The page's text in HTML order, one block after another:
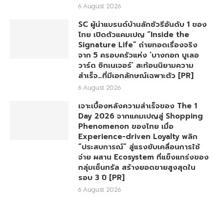
6 August 2026
SC ผู้นำแบรนด์บ้านลักชัวรีอันดับ 1 ของ
ไทย เปิดตัวแคมเปญ “Inside the
Signature Life” ถ่ายทอดเรื่องจริง
จาก 5 ครอบครัวแห่ง ‘บางกอก บูเลอ
วาร์ด ซิกเนเจอร์’ สะท้อนนิยามความ
สำเร็จ…ที่มีเอกลักษณ์เฉพาะตัว [PR]
6 August 2026
เจาะเบื้องหลังความสำเร็จของ The 1
Day 2026 จากแคมเปญสู่ Shopping
Phenomenon ของไทย เมื่อ
Experience-driven Loyalty พลิก
“ประสบการณ์” สู่แรงขับเคลื่อนการใช้
จ่าย ผสาน Ecosystem ที่แข็งแกร่งของ
กลุ่มเซ็นทรัล สร้างยอดขายสูงสุดใน
รอบ 3 ปี [PR]
6 August 2026